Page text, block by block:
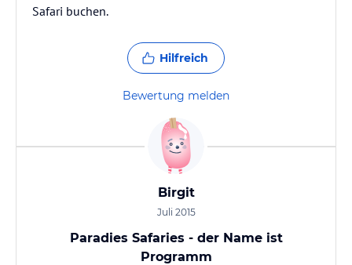
Safari buchen.
Hilfreich
Bewertung melden
Birgit
Juli 2015
Paradies Safaries - der Name ist
Programm